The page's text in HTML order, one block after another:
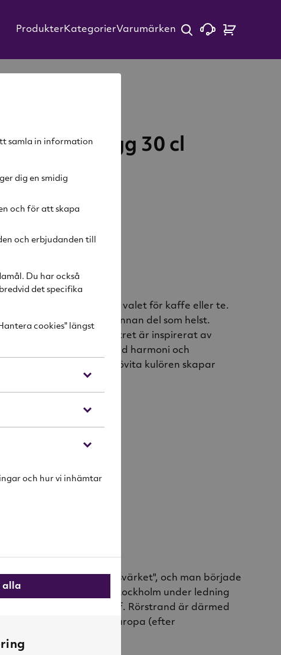
samla in information
dig en smidig
och för att skapa
och erbjudanden till
Du har också
det specifika
cookies" längst
och hur vi inhämtar
alla
Produkter KategorierVarumärken
Grace Mugg 30 cl
muggar är det eleganta valet för kaffe eller te.
kombination med vilken annan del som helst.
är en tidlös ikon – mönstret är inspirerat av
veteax och bidrar med harmoni och
middagsbordet. Den snövita kulören skapar
och mikrovågsugn.
"det Swenske Porcellainsvärket", och man började
på Rörstrands Slott i Stockholm under ledning
Johann Wolff. Rörstrand är därmed
porslinsvarumärket i Europa (efter